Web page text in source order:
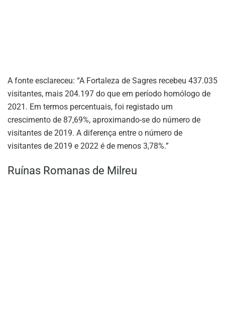
A fonte esclareceu: “A Fortaleza de Sagres recebeu 437.035
visitantes, mais 204.197 do que em período homólogo de
2021. Em termos percentuais, foi registado um
crescimento de 87,69%, aproximando-se do número de
visitantes de 2019. A diferença entre o número de
visitantes de 2019 e 2022 é de menos 3,78%.”
Ruínas Romanas de Milreu